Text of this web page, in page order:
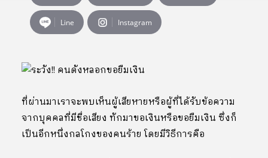
Line Instagram
ที่ผ่านมาเราจะพบเห็นผู้เสียหายหรือผู้ที่ได้รับข้อความ
จากบุคคลที่มีชื่อเสียง ทักมาขอเงินหรือขอยืมเงิน ซึ่งก็
เป็นอีกหนึ่งกลโกงของคนร้าย โดยมีวิธีการคือ